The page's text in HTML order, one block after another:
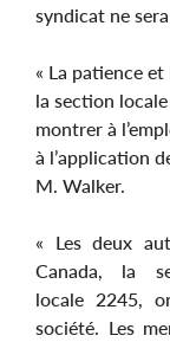
syndicat ne
« La patience
la section
montrer à
à l’application
M. Walker.
« Les deux
Canada, la
locale 2245,
société. Les